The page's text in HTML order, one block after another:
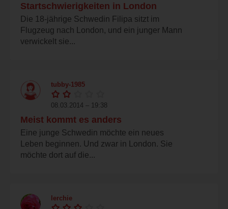
Startschwierigkeiten in London
Die 18-jährige Schwedin Filipa sitzt im
Flugzeug nach London, und ein junger Mann
verwickelt sie...
tubby-1985
08.03.2014 – 19:38
Meist kommt es anders
Eine junge Schwedin möchte ein neues
Leben beginnen. Und zwar in London. Sie
möchte dort auf die...
lerchie